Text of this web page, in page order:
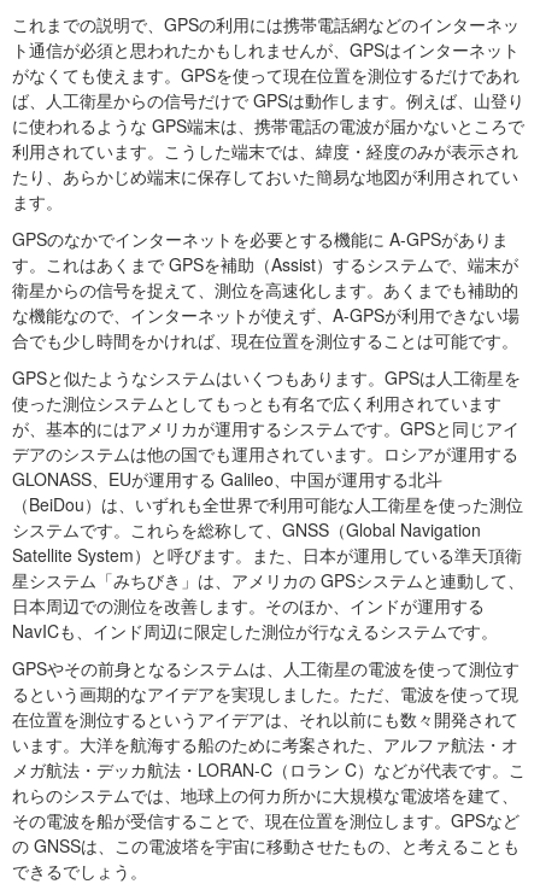
これまでの説明で、GPSの利用には携帯電話網などのインターネッ
ト通信が必須と思われたかもしれませんが、GPSはインターネット
がなくても使えます。GPSを使って現在位置を測位するだけであれ
ば、人工衛星からの信号だけで GPSは動作します。例えば、山登り
に使われるような GPS端末は、携帯電話の電波が届かないところで
利用されています。こうした端末では、緯度・経度のみが表示され
たり、あらかじめ端末に保存しておいた簡易な地図が利用されてい
ます。
GPSのなかでインターネットを必要とする機能に A-GPSがありま
す。これはあくまで GPSを補助（Assist）するシステムで、端末が
衛星からの信号を捉えて、測位を高速化します。あくまでも補助的
な機能なので、インターネットが使えず、A-GPSが利用できない場
合でも少し時間をかければ、現在位置を測位することは可能です。
GPSと似たようなシステムはいくつもあります。GPSは人工衛星を
使った測位システムとしてもっとも有名で広く利用されています
が、基本的にはアメリカが運用するシステムです。GPSと同じアイ
デアのシステムは他の国でも運用されています。ロシアが運用する
GLONASS、EUが運用する Galileo、中国が運用する北斗
（BeiDou）は、いずれも全世界で利用可能な人工衛星を使った測位
システムです。これらを総称して、GNSS（Global Navigation
Satellite System）と呼びます。また、日本が運用している準天頂衛
星システム「みちびき」は、アメリカの GPSシステムと連動して、
日本周辺での測位を改善します。そのほか、インドが運用する
NavICも、インド周辺に限定した測位が行なえるシステムです。
GPSやその前身となるシステムは、人工衛星の電波を使って測位す
るという画期的なアイデアを実現しました。ただ、電波を使って現
在位置を測位するというアイデアは、それ以前にも数々開発されて
います。大洋を航海する船のために考案された、アルファ航法・オ
メガ航法・デッカ航法・LORAN-C（ロラン C）などが代表です。こ
れらのシステムでは、地球上の何カ所かに大規模な電波塔を建て、
その電波を船が受信することで、現在位置を測位します。GPSなど
の GNSSは、この電波塔を宇宙に移動させたもの、と考えることも
できるでしょう。